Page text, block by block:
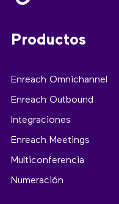
Productos
Enreach Omnichannel
Enreach Outbound
Integraciones
Enreach Meetings
Multiconferencia
Numeración